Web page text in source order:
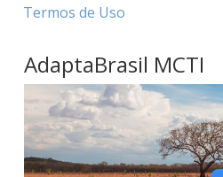
AdaptaBrasil MCTI
Termos de Uso